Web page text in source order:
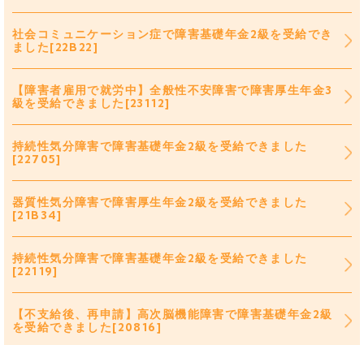
社会コミュニケーション症で障害基礎年金2級を受給でき
ました[22B22]
【障害者雇用で就労中】全般性不安障害で障害厚生年金3
級を受給できました[23112]
持続性気分障害で障害基礎年金2級を受給できました
[22705]
器質性気分障害で障害厚生年金2級を受給できました
[21B34]
持続性気分障害で障害基礎年金2級を受給できました
[22119]
【不支給後、再申請】高次脳機能障害で障害基礎年金2級
を受給できました[20816]